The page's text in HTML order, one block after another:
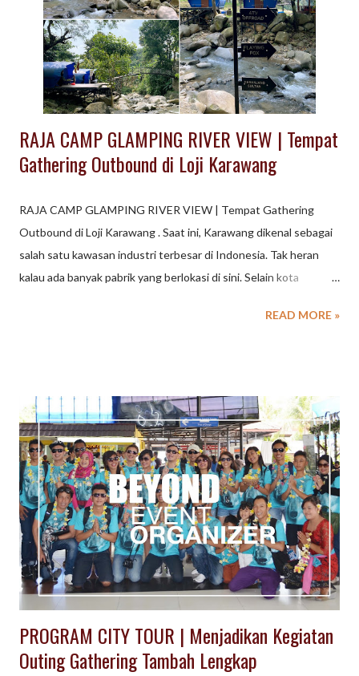
belajar tari, belajar kendang, dsb; akan menjadi komponen
kegiatan TEAM BUILDING yang menarik dengan kemasan
konsep kami. Aktifitas Outbound Wisata Kampung di Lembang
Bandung ini cocok untuk kegiatan : - Company Gathering -
Family Gathering - ...
RAJA CAMP GLAMPING RIVER VIEW | Tempat
Gathering Outbound di Loji Karawang
RAJA CAMP GLAMPING RIVER VIEW | Tempat Gathering
Outbound di Loji Karawang . Saat ini, Karawang dikenal sebagai
salah satu kawasan industri terbesar di Indonesia. Tak heran
kalau ada banyak pabrik yang berlokasi di sini. Selain kota
menjadi pilihan destinasi outing, outbound, gathering di Jawa
kegiatan tersebut antara lain: Pantai Tanjung Pakis: Pantai ini
menawarkan suasana pantai yang tenang dengan pemandangan
yang indah. Cocok untuk kegiatan santai seperti piknik atau
sekadar menikmati pemandangan laut. Situ Cipule: Situ atau
danau buatan ini memiliki pemandangan yang asri dan tenang.
Cocok untuk kegiatan outbound yang membutuhkan suasana
alam yang menenangkan. Kampung Sawah Karawang: Kampung
Sawah menawarkan suasana pedesaan ...
READ MORE »
PROGRAM CITY TOUR | Menjadikan Kegiatan
Outing Gathering Tambah Lengkap